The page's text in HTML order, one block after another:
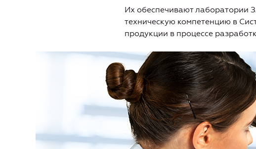
Их обеспечивают лаборатории
техническую компетенцию в
продукции в процессе